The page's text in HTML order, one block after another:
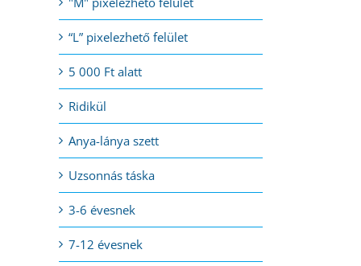
“L” pixelezhető felület
5 000 Ft alatt
Ridikül
Anya-lánya szett
Uzsonnás táska
3-6 évesnek
7-12 évesnek